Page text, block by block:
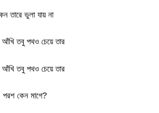
তারে ভুলা যায় না
তবু পথও চেয়ে তার
তবু পথও চেয়ে তার
পরশ কেন মাগে?